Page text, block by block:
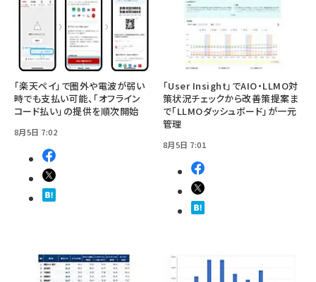
「楽天ペイ」で圏外や電波が弱い
時でも支払い可能、「オフライン
コード払い」の提供を順次開始
8月5日 7:02
「User Insight」でAIO・LLMO対
策状況チェックから改善策提案ま
で「LLMOダッシュボード」が一元
管理
8月5日 7:01